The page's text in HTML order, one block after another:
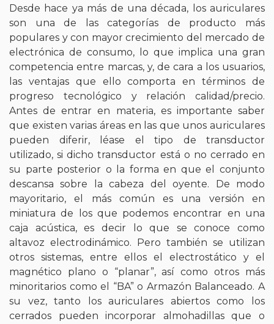
Desde hace ya más de una década, los auriculares
son una de las categorías de producto más
populares y con mayor crecimiento del mercado de
electrónica de consumo, lo que implica una gran
competencia entre marcas, y, de cara a los usuarios,
las ventajas que ello comporta en términos de
progreso tecnológico y relación calidad/precio.
Antes de entrar en materia, es importante saber
que existen varias áreas en las que unos auriculares
pueden diferir, léase el tipo de transductor
utilizado, si dicho transductor está o no cerrado en
su parte posterior o la forma en que el conjunto
descansa sobre la cabeza del oyente. De modo
mayoritario, el más común es una versión en
miniatura de los que podemos encontrar en una
caja acústica, es decir lo que se conoce como
altavoz electrodinámico. Pero también se utilizan
otros sistemas, entre ellos el electrostático y el
magnético plano o “planar”, así como otros más
minoritarios como el “BA” o Armazón Balanceado. A
su vez, tanto los auriculares abiertos como los
cerrados pueden incorporar almohadillas que o